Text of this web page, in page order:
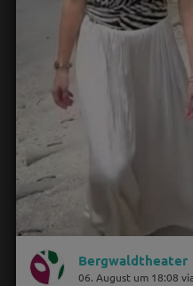
Bergwaldtheater
06. August um 18:08